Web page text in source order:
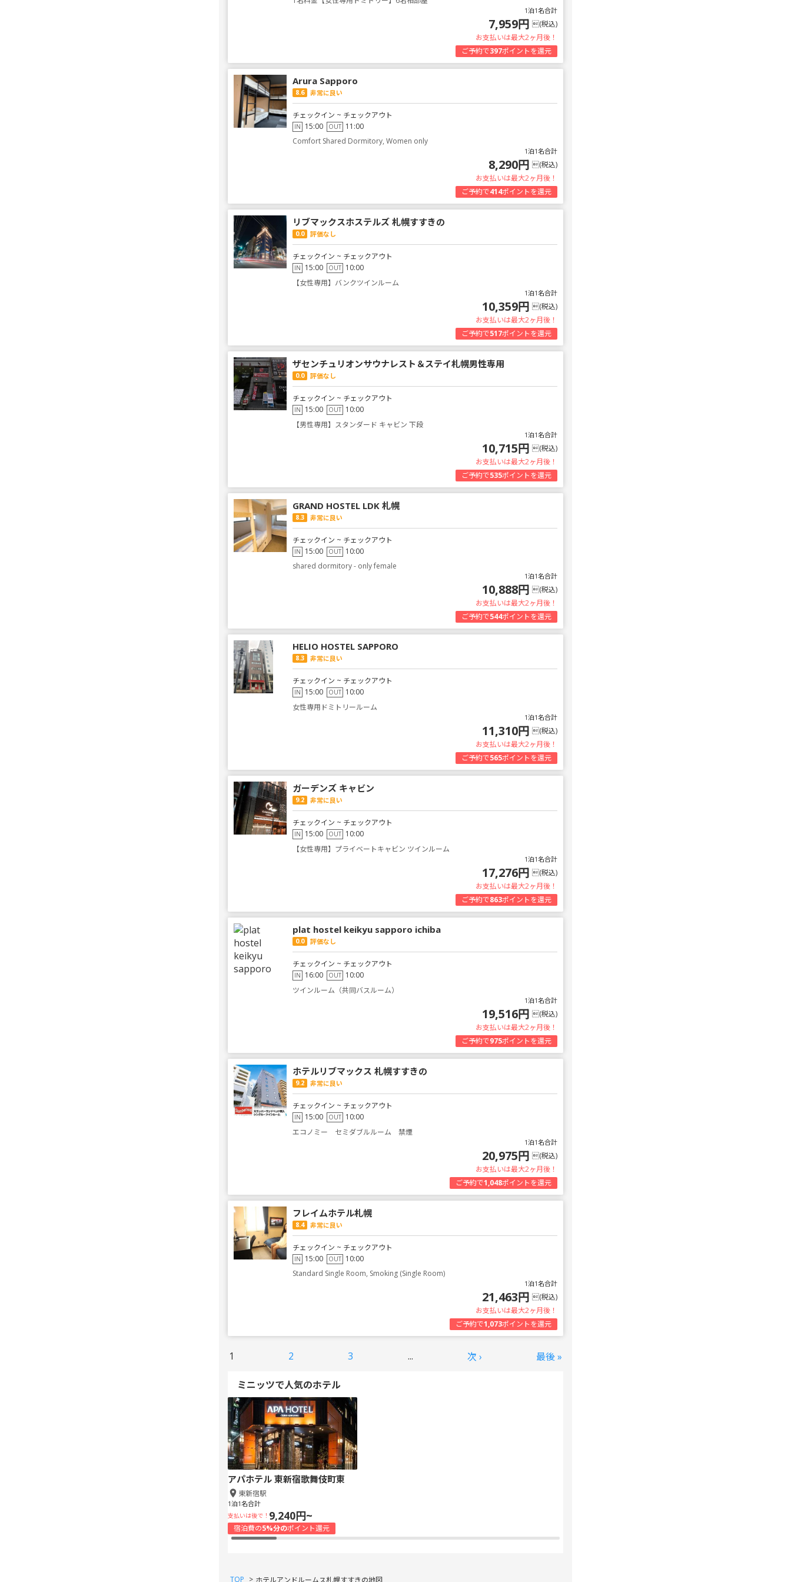
1泊1名合計
7,959円 (税込)
お支払いは最大2ヶ月後！
ご予約で397ポイントを還元
Arura Sapporo
8.6 非常に良い
チェックイン ~ チェックアウト
IN 15:00 OUT 11:00
Comfort Shared Dormitory, Women only
1泊1名合計
8,290円 (税込)
お支払いは最大2ヶ月後！
ご予約で414ポイントを還元
リブマックスホステルズ 札幌すすきの
0.0 評価なし
チェックイン ~ チェックアウト
IN 15:00 OUT 10:00
【女性専用】バンクツインルーム
1泊1名合計
10,359円 (税込)
お支払いは最大2ヶ月後！
ご予約で517ポイントを還元
ザセンチュリオンサウナレスト＆ステイ札幌男性専用
0.0 評価なし
チェックイン ~ チェックアウト
IN 15:00 OUT 10:00
【男性専用】スタンダード キャビン 下段
1泊1名合計
10,715円 (税込)
お支払いは最大2ヶ月後！
ご予約で535ポイントを還元
GRAND HOSTEL LDK 札幌
8.3 非常に良い
チェックイン ~ チェックアウト
IN 15:00 OUT 10:00
shared dormitory - only female
1泊1名合計
10,888円 (税込)
お支払いは最大2ヶ月後！
ご予約で544ポイントを還元
HELIO HOSTEL SAPPORO
8.3 非常に良い
チェックイン ~ チェックアウト
IN 15:00 OUT 10:00
女性専用ドミトリールーム
1泊1名合計
11,310円 (税込)
お支払いは最大2ヶ月後！
ご予約で565ポイントを還元
ガーデンズ キャビン
9.2 非常に良い
チェックイン ~ チェックアウト
IN 15:00 OUT 10:00
【女性専用】プライベートキャビン ツインルーム
1泊1名合計
17,276円 (税込)
お支払いは最大2ヶ月後！
ご予約で863ポイントを還元
plat hostel keikyu sapporo ichiba
0.0 評価なし
チェックイン ~ チェックアウト
IN 16:00 OUT 10:00
ツインルーム（共同バスルーム）
1泊1名合計
19,516円 (税込)
お支払いは最大2ヶ月後！
ご予約で975ポイントを還元
ホテルリブマックス 札幌すすきの
9.2 非常に良い
チェックイン ~ チェックアウト
IN 15:00 OUT 10:00
エコノミー セミダブルルーム 禁煙
1泊1名合計
20,975円 (税込)
お支払いは最大2ヶ月後！
ご予約で1,048ポイントを還元
フレイムホテル札幌
8.4 非常に良い
チェックイン ~ チェックアウト
IN 15:00 OUT 10:00
Standard Single Room, Smoking (Single Room)
1泊1名合計
21,463円 (税込)
お支払いは最大2ヶ月後！
ご予約で1,073ポイントを還元
1 2 3 ... 次 › 最後 »
ミニッツで人気のホテル
アパホテル 東新宿歌舞伎町東
東新宿駅
1泊1名合計
支払いは後で！ 9,240円~
宿泊費の5%分のポイント還元
TOP >